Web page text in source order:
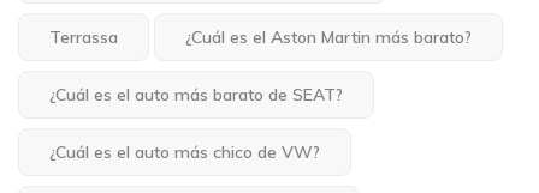
Terrassa ¿Cuál es el Aston Martin más barato?
¿Cuál es el auto más barato de SEAT?
¿Cuál es el auto más chico de VW?